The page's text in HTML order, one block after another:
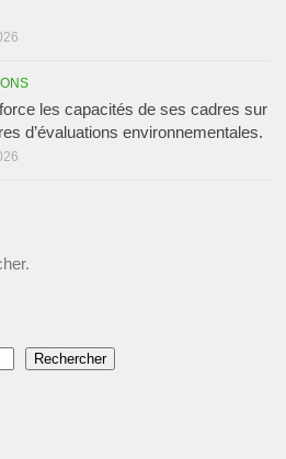
les capacités de ses cadres sur
d’évaluations environnementales.
Rechercher